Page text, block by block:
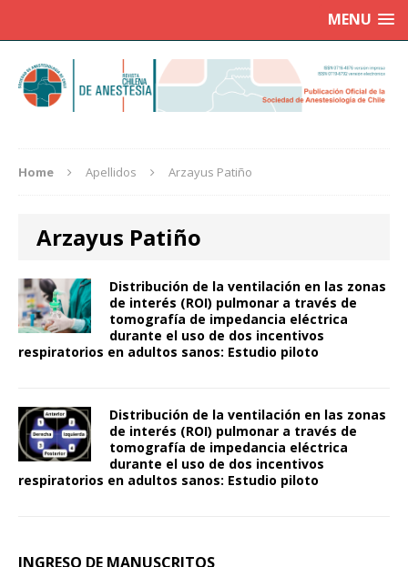
MENU
Home Apellidos Arzayus Patiño
Arzayus Patiño
Distribución de la ventilación en las zonas
de interés (ROI) pulmonar a través de
tomografía de impedancia eléctrica
durante el uso de dos incentivos
respiratorios en adultos sanos: Estudio piloto
Distribución de la ventilación en las zonas
de interés (ROI) pulmonar a través de
tomografía de impedancia eléctrica
durante el uso de dos incentivos
respiratorios en adultos sanos: Estudio piloto
INGRESO DE MANUSCRITOS